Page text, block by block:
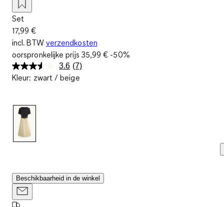
Set
17,99 €
incl. BTW verzendkosten
oorspronkelijke prijs 35,99 € -50%
3.6 Lees
7
(7)
Kleur: zwart / beige
Beschikbaarheid in de winkel